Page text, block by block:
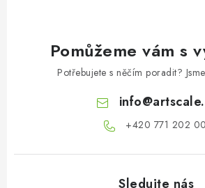
Pomůžeme vám s
Potřebujete s něčím poradit?
info@
+420 771 202